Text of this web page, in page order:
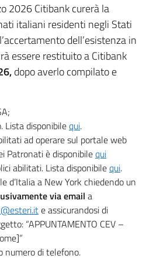
2026 Citibank curerà la
italiani residenti negli Stati
dell’esistenza in
essere restituito a Citibank
dopo averlo compilato e
Lista disponibilequi.
ad operare sul portale web
Patronati è disponibilequi
abilitati. Lista disponibilequi.
d’Italia a New York chiedendo un
via email a
e assicurandosi di
“APPUNTAMENTO CEV –
numero di telefono.